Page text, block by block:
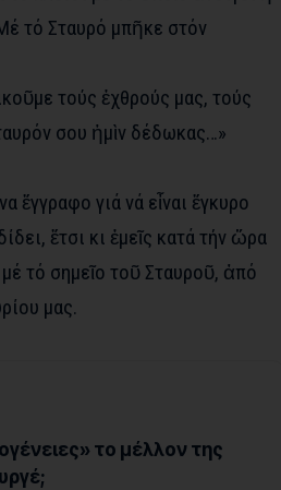
τό Σταυρό μπῆκε στόν
τούς ἐχθρούς μας, τούς
σου ἡμὶν δέδωκας…»
ἔγγραφο γιά νά εἶναι ἔγκυρο
ἔτσι κι ἐμεῖς κατά τήν ὥρα
τό σημεῖο τοῦ Σταυροῦ, ἀπό
μας.
το μέλλον της